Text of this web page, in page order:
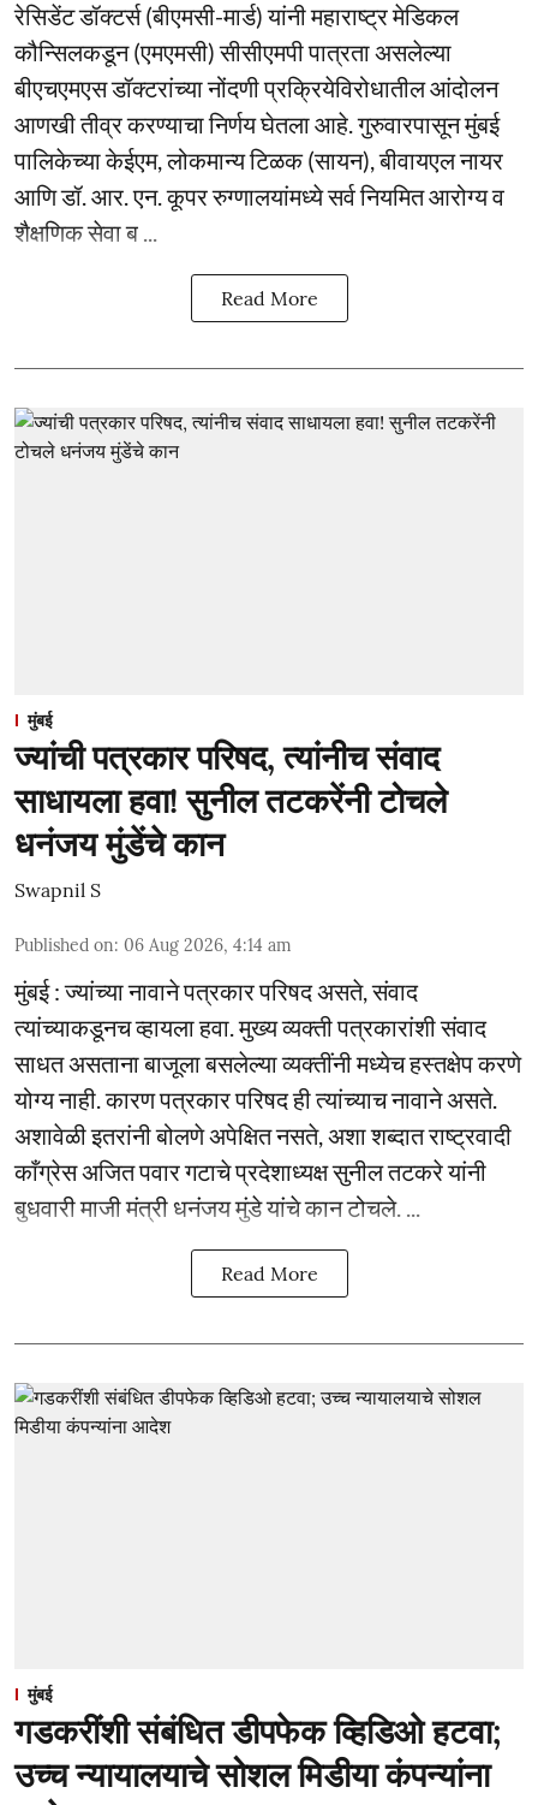
रेसिडेंट डॉक्टर्स (बीएमसी-मार्ड) यांनी महाराष्ट्र मेडिकल
कौन्सिलकडून (एमएमसी) सीसीएमपी पात्रता असलेल्या
बीएचएमएस डॉक्टरांच्या नोंदणी प्रक्रियेविरोधातील आंदोलन
आणखी तीव्र करण्याचा निर्णय घेतला आहे. गुरुवारपासून मुंबई
पालिकेच्या केईएम, लोकमान्य टिळक (सायन), बीवायएल नायर
आणि डॉ. आर. एन. कूपर रुग्णालयांमध्ये सर्व नियमित आरोग्य व
शैक्षणिक सेवा ब ...
Read More
मुंबई
ज्यांची पत्रकार परिषद, त्यांनीच संवाद
साधायला हवा! सुनील तटकरेंनी टोचले
धनंजय मुंडेंचे कान
Swapnil S
Published on: 06 Aug 2026, 4:14 am
मुंबई : ज्यांच्या नावाने पत्रकार परिषद असते, संवाद
त्यांच्याकडूनच व्हायला हवा. मुख्य व्यक्ती पत्रकारांशी संवाद
साधत असताना बाजूला बसलेल्या व्यक्तींनी मध्येच हस्तक्षेप करणे
योग्य नाही. कारण पत्रकार परिषद ही त्यांच्याच नावाने असते.
अशावेळी इतरांनी बोलणे अपेक्षित नसते, अशा शब्दात राष्ट्रवादी
काँग्रेस अजित पवार गटाचे प्रदेशाध्यक्ष सुनील तटकरे यांनी
बुधवारी माजी मंत्री धनंजय मुंडे यांचे कान टोचले. ...
Read More
मुंबई
गडकरींशी संबंधित डीपफेक व्हिडिओ हटवा;
उच्च न्यायालयाचे सोशल मिडीया कंपन्यांना